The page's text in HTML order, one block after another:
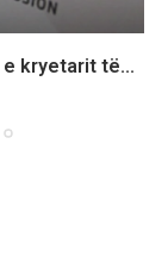
kryetarit të...